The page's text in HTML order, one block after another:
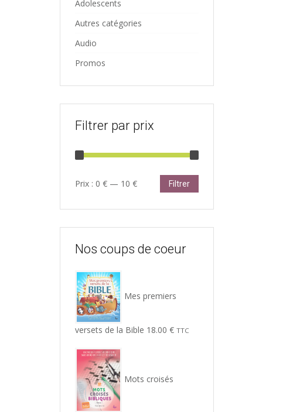
Adolescents
Autres catégories
Audio
Promos
Filtrer par prix
Prix
Prix
Filtrer
Prix : 0 € — 10 €
Nos coups de coeur
Mes premiers
versets de la Bible 18.00 € TTC
Mots croisés